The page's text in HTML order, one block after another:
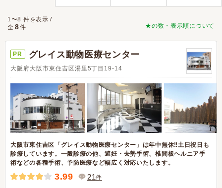
★の数・表示順について
1〜8 件を表示 /
全 8件
PR グレイス動物医療センター
大阪府大阪市東住吉区湯里5丁目19-14
大阪市東住吉区「グレイス動物医療センター」は年中無休‼土日祝日も
診療しています。一般診療の他、避妊・去勢手術、椎間板ヘルニア手
術などの各種手術、予防医療など幅広く対応いたします。
3.99 21件